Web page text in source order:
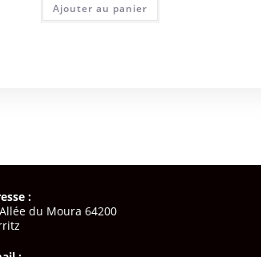
Ajouter au panier
:
du Moura 64200